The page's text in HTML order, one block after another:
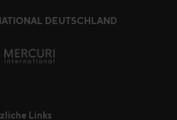
DEUTSCHLAND
Links